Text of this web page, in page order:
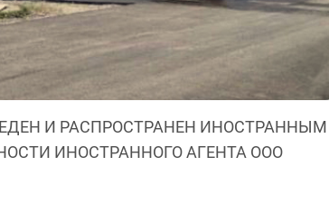
И РАСПРОСТРАНЕН ИНОСТРАННЫМ
ИНОСТРАННОГО АГЕНТА ООО